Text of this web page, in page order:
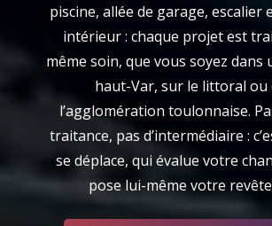
piscine, allée de garage, escalier
intérieur : chaque projet est
même soin, que vous soyez dans
haut-Var, sur le littoral ou
l’agglomération toulonnaise.
traitance, pas d’intermédiaire :
se déplace, qui évalue votre
pose lui-même votre